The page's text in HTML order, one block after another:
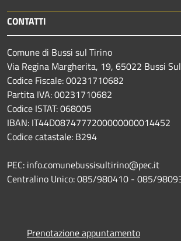
CONTATTI
Comune di Bussi sul Tirino
Via Regina Margherita, 19, 65022 Bussi
Codice Fiscale: 00231710682
Partita IVA: 00231710682
Codice ISTAT: 068005
IBAN: IT44D0874777200000000014452
Codice catastale: B294
PEC: info.comunebussisultirino@pec.it
Centralino Unico: 085/980410 - 085/
Prenotazione appuntamento